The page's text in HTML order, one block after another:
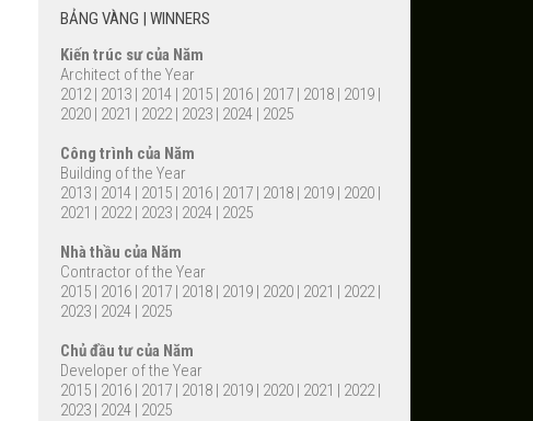
BẢNG VÀNG | WINNERS
Kiến trúc sư của Năm
Architect of the Year
2012| 2013 | 2014 | 2015 | 2016 | 2017 | 2018 | 2019 |
2020 | 2021 | 2022| 2023 | 2024 | 2025
Công trình của Năm
Building of the Year
2013 | 2014 | 2015 | 2016 | 2017 | 2018 | 2019 | 2020 |
2021 | 2022| 2023 | 2024 | 2025
Nhà thầu của Năm
Contractor of the Year
2015 | 2016 | 2017 | 2018 | 2019 | 2020 | 2021 | 2022|
2023 | 2024 | 2025
Chủ đầu tư của Năm
Developer of the Year
2015 | 2016 | 2017 | 2018 | 2019 | 2020 | 2021 | 2022|
2023 | 2024 | 2025